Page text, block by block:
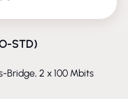
STD)
Bridge, 2 x 100 Mbits